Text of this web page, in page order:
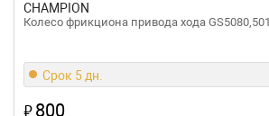
CHAMPION
Колесо фрикциона привода хода
Срок 5 дн.
₽800